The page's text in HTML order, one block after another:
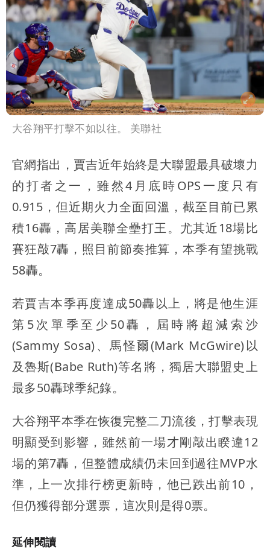
大谷翔平打擊不如以往。 美聯社
官網指出，賈吉近年始終是大聯盟最具破壞力
的打者之一，雖然4月底時OPS一度只有
0.915，但近期火力全面回溫，截至目前已累
積16轟，高居美聯全壘打王。尤其近18場比
賽狂敲7轟，照目前節奏推算，本季有望挑戰
58轟。
若賈吉本季再度達成50轟以上，將是他生涯
第5次單季至少50轟，屆時將超減索沙
(Sammy Sosa)、馬怪爾(Mark McGwire)以
及魯斯(Babe Ruth)等名將，獨居大聯盟史上
最多50轟球季紀錄。
大谷翔平本季在恢復完整二刀流後，打擊表現
明顯受到影響，雖然前一場才剛敲出睽違12
場的第7轟，但整體成績仍未回到過往MVP水
準，上一次排行榜更新時，他已跌出前10，
但仍獲得部分選票，這次則是得0票。
延伸閱讀